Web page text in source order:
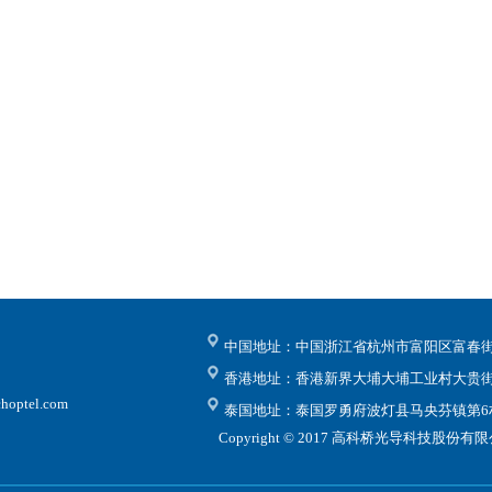
中国地址：中国浙江省杭州市富阳区富春
香港地址：香港新界大埔大埔工业村大贵
泰国地址：泰国罗勇府波灯县马央芬镇第6
Copyright © 2017 高科桥光导科技股份有限